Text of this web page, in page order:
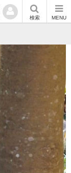
検索 MENU